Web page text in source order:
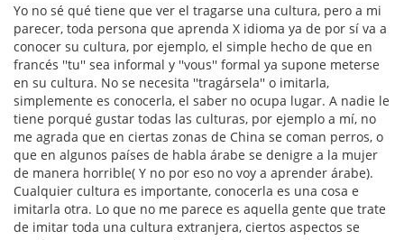
Yo no sé qué tiene que ver el tragarse una cultura, pero a mi
parecer, toda persona que aprenda X idioma ya de por sí va a
conocer su cultura, por ejemplo, el simple hecho de que en
francés ''tu'' sea informal y ''vous'' formal ya supone meterse
en su cultura. No se necesita ''tragársela'' o imitarla,
simplemente es conocerla, el saber no ocupa lugar. A nadie le
tiene porqué gustar todas las culturas, por ejemplo a mí, no
me agrada que en ciertas zonas de China se coman perros, o
que en algunos países de habla árabe se denigre a la mujer
de manera horrible( Y no por eso no voy a aprender árabe).
Cualquier cultura es importante, conocerla es una cosa e
imitarla otra. Lo que no me parece es aquella gente que trate
de imitar toda una cultura extranjera, ciertos aspectos se